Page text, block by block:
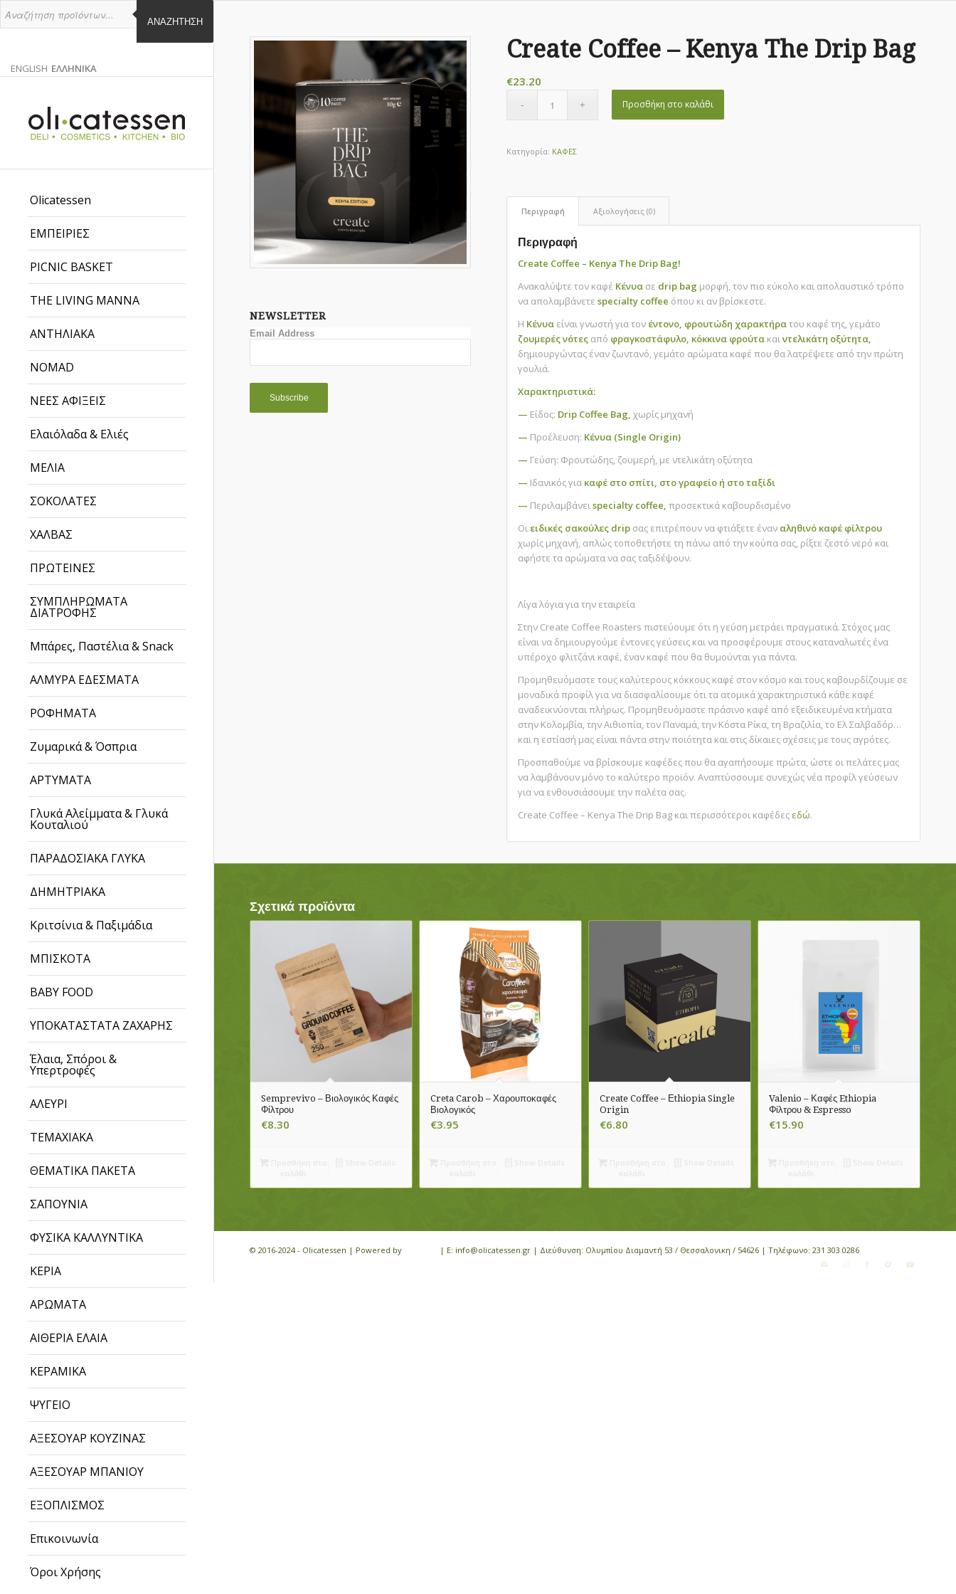
ΑΝΑΖΉΤΗΣΗ
ENGLISH ΕΛΛΗΝΙΚΑ
EL
Olicatessen
ΕΜΠΕΙΡΙΕΣ
PICNIC BASKET
THE LIVING MANNA
ΑΝΤΗΛΙΑΚΑ
NOMAD
ΝΕΕΣ ΑΦΙΞΕΙΣ
Ελαιόλαδα & Ελιές
ΜΕΛΙΑ
ΣΟΚΟΛΑΤΕΣ
ΧΑΛΒΑΣ
ΠΡΩΤΕΙΝΕΣ
ΣΥΜΠΛΗΡΩΜΑΤΑ
ΔΙΑΤΡΟΦΗΣ
Μπάρες, Παστέλια & Snack
ΑΛΜΥΡΑ ΕΔΕΣΜΑΤΑ
ΡΟΦΗΜΑΤΑ
Ζυμαρικά & Όσπρια
ΑΡΤΥΜΑΤΑ
Γλυκά Αλείμματα & Γλυκά
Κουταλιού
ΠΑΡΑΔΟΣΙΑΚΑ ΓΛΥΚΑ
ΔΗΜΗΤΡΙΑΚΑ
Κριτσίνια & Παξιμάδια
ΜΠΙΣΚΟΤΑ
BABY FOOD
ΥΠΟΚΑΤΑΣΤΑΤΑ ΖΑΧΑΡΗΣ
Έλαια, Σπόροι &
Υπερτροφές
ΑΛΕΥΡΙ
ΤΕΜΑΧΙΑΚΑ
ΘΕΜΑΤΙΚΑ ΠΑΚΕΤΑ
ΣΑΠΟΥΝΙΑ
ΦΥΣΙΚΑ ΚΑΛΛΥΝΤΙΚΑ
ΚΕΡΙΑ
ΑΡΩΜΑΤΑ
ΑΙΘΕΡΙΑ ΕΛΑΙΑ
ΚΕΡΑΜΙΚΑ
ΨΥΓΕΙΟ
ΑΞΕΣΟΥΑΡ ΚΟΥΖΙΝΑΣ
ΑΞΕΣΟΥΑΡ ΜΠΑΝΙΟΥ
ΕΞΟΠΛΙΣΜΟΣ
Επικοινωνία
Όροι Χρήσης
NEWSLETTER
Email Address
Create Coffee – Kenya The Drip Bag
€23.20
Προσθήκη στο καλάθι
Κατηγορία: ΚΑΦΕΣ
Περιγραφή Αξιολογήσεις (0)
Περιγραφή
Create Coffee – Kenya The Drip Bag!
Ανακαλύψτε τον καφέ Κένυα σε drip bag μορφή, τον πιο εύκολο και απολαυστικό τρόπο
να απολαμβάνετεspecialty coffee όπου κι αν βρίσκεστε.
Η Κένυα είναι γνωστή για τον έντονο, φρουτώδη χαρακτήρατου καφέ της, γεμάτο
ζουμερές νότες από φραγκοστάφυλο, κόκκινα φρούτα καιντελικάτη οξύτητα,
δημιουργώντας έναν ζωντανό, γεμάτο αρώματα καφέ που θα λατρέψετε από την πρώτη
γουλιά.
Χαρακτηριστικά:
— Είδος: Drip Coffee Bag,χωρίς μηχανή
— Προέλευση: Κένυα (Single Origin)
— Γεύση: Φρουτώδης, ζουμερή, με ντελικάτη οξύτητα
— Ιδανικός για καφέ στο σπίτι, στο γραφείο ή στο ταξίδι
— Περιλαμβάνειspecialty coffee,προσεκτικά καβουρδισμένο
Οι ειδικές σακούλες drip σας επιτρέπουν να φτιάξετε έναν αληθινό καφέ φίλτρου
χωρίς μηχανή, απλώς τοποθετήστε τη πάνω από την κούπα σας, ρίξτε ζεστό νερό και
αφήστε τα αρώματα να σας ταξιδέψουν.
Λίγα λόγια για την εταιρεία
Στην Create Coffee Roasters πιστεύουμε ότι η γεύση μετράει πραγματικά. Στόχος μας
είναι να δημιουργούμε έντονες γεύσεις και να προσφέρουμε στους καταναλωτές ένα
υπέροχο φλιτζάνι καφέ, έναν καφέ που θα θυμούνται για πάντα.
Προμηθευόμαστε τους καλύτερους κόκκους καφέ στον κόσμο και τους καβουρδίζουμε σε
μοναδικά προφίλ για να διασφαλίσουμε ότι τα ατομικά χαρακτηριστικά κάθε καφέ
αναδεικνύονται πλήρως. Προμηθευόμαστε πράσινο καφέ από εξειδικευμένα κτήματα
στην Κολομβία, την Αιθιοπία, τον Παναμά, την Κόστα Ρίκα, τη Βραζιλία, το Ελ Σαλβαδόρ…
και η εστίασή μας είναι πάντα στην ποιότητα και στις δίκαιες σχέσεις με τους αγρότες.
Προσπαθούμε να βρίσκουμε καφέδες που θα αγαπήσουμε πρώτα, ώστε οι πελάτες μας
να λαμβάνουν μόνο το καλύτερο προϊόν. Αναπτύσσουμε συνεχώς νέα προφίλ γεύσεων
για να ενθουσιάσουμε την παλέτα σας.
Create Coffee – Kenya The Drip Bag και περισσότεροι καφέδες εδώ.
Σχετικά προϊόντα
Semprevivo – Βιολογικός Καφές
Φίλτρου
€8.30
Creta Carob – Χαρουποκαφές
Βιολογικός
€3.95
Create Coffee – Εthiopia Single
Origin
€6.80
Valenio – Καφές Ethiopia
Φίλτρου & Espresso
€15.90
© 2016-2024 - Olicatessen | Powered by | E: info@olicatessen.gr | Διεύθυνση: Ολυμπίου Διαμαντή 53 / Θεσσαλονικη / 54626 | Τηλέφωνο: 231 303 0286